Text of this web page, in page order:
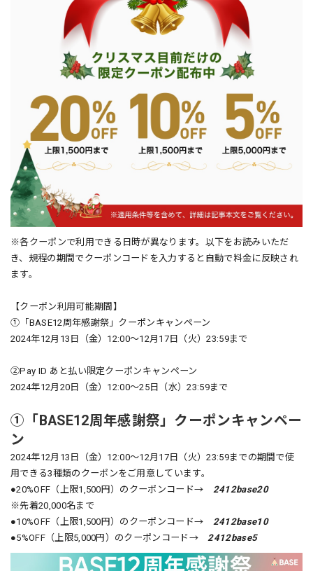
※各クーポンで利用できる日時が異なります。以下をお読みいただ
き、規程の期間でクーポンコードを入力すると自動で料金に反映され
ます。
【クーポン利用可能期間】
①「BASE12周年感謝祭」クーポンキャンペーン
2024年12月13日（金）12:00～12月17日（火）23:59まで
②Pay ID あと払い限定クーポンキャンペーン
2024年12月20日（金）12:00〜25日（水）23:59まで
①「BASE12周年感謝祭」クーポンキャンペー
ン
2024年12月13日（金）12:00～12月17日（火）23:59までの期間で使
用できる3種類のクーポンをご用意しています。
●20%OFF（上限1,500円）のクーポンコード→ 2412base20
※先着20,000名まで
●10%OFF（上限1,500円）のクーポンコード→ 2412base10
●5%OFF（上限5,000円）のクーポンコード→2412base5